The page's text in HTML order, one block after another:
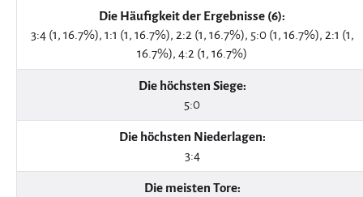
Die Häufigkeit der Ergebnisse (6):
3:4 (1, 16.7%), 1:1 (1, 16.7%), 2:2 (1, 16.7%), 5:0 (1, 16.7%), 2:1 (1,
16.7%), 4:2 (1, 16.7%)
Die höchsten Siege:
5:0
Die höchsten Niederlagen:
3:4
Die meisten Tore: